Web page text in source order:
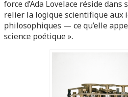
force d’Ada Lovelace réside dans
relier la logique scientifique aux
philosophiques — ce qu’elle
science poétique ».